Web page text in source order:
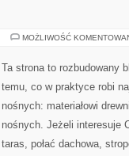
MOŻLIWOŚĆ
Ta strona to rozbudowany
temu, co w praktyce robi
nośnych: materiałowi
nośnych. Jeżeli interesuje
taras, połać dachowa,